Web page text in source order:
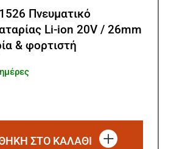
Πνευματικό
Li-ion 20V / 26mm
& φορτιστή
ΣΤΟ ΚΑΛΑΘΙ